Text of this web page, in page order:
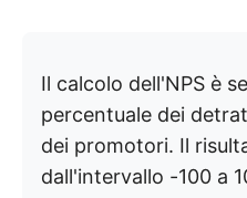
Il calcolo dell'NPS è
percentuale dei
dei promotori. Il
dall'intervallo -100 a